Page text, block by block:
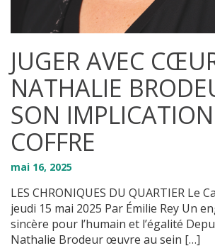
JUGER AVEC
NATHALIE
SON
COFFRE
mai 16, 2025
LES CHRONIQUES DU QUARTIER Le
jeudi 15 mai 2025 Par Émilie Rey Un
sincère pour l’humain et l’égalité
Nathalie Brodeur œuvre au sein […]